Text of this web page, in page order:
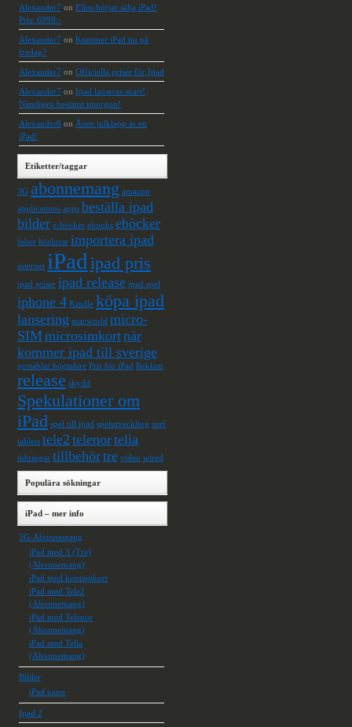
Alexander7 on Ellos börjar sälja iPad!
Pris: 6999:-
Alexander7 on Kommer iPad nu på
fredag?
Alexander7 on Officiella priser för Ipad
Alexander7 on Ipad lanseras snart!
Nämligen bestämt imorgon!
Alexander6 on Årets julklapp är en
iPad!
Etiketter/taggar
3G abonnemang amazon
applications apps beställa ipad
bilder e-böcker ebooks eböcker
feber hörlurar importera ipad
internet iPad ipad pris
ipad priser ipad release ipad spel
iphone 4 Kindle köpa ipad
lansering macworld micro-
SIMmicrosimkortnär
kommer ipad till sverige
portablar högtalare Pris för iPad Reklam
release skydd
Spekulationer om
iPad spel till ipad spelutveckling surf
tablets tele2 telenortelia
tidningar tillbehörtre video wired
Populära sökningar
iPad – mer info
3G-Abonnemang
iPad med 3 (Tre)
(Abonnemang)
iPad med kontantkort
iPad med Tele2
(Abonnemang)
iPad med Telenor
(Abonnemang)
iPad med Telia
(Abonnemang)
Bilder
iPad nano
Ipad 2